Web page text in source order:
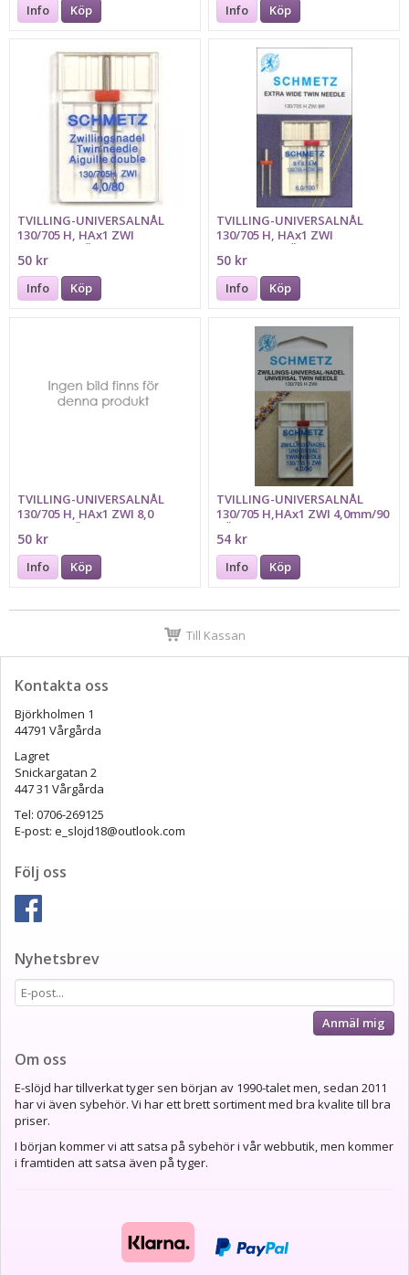
Info Köp Info Köp
TVILLING-UNIVERSALNÅL
130/705 H, HAx1 ZWI
50 kr
Info Köp
TVILLING-UNIVERSALNÅL
130/705 H, HAx1 ZWI
50 kr
Info Köp
TVILLING-UNIVERSALNÅL
130/705 H, HAx1 ZWI 8,0
mm/100 RÖD SCHMETZ
50 kr
Info Köp
TVILLING-UNIVERSALNÅL
130/705 H,HAx1 ZWI 4,0mm/90
RÖD SCHMETZ
54 kr
Info Köp
Till Kassan
Kontakta oss
Björkholmen 1
44791 Vårgårda
Lagret
Snickargatan 2
447 31 Vårgårda
Tel: 0706-269125
E-post: e_slojd18@outlook.com
Följ oss
Nyhetsbrev
Anmäl mig
Om oss
E-slöjd har tillverkat tyger sen början av 1990-talet men, sedan 2011
har vi även sybehör. Vi har ett brett sortiment med bra kvalite till bra
priser.
I början kommer vi att satsa på sybehör i vår webbutik, men kommer
i framtiden att satsa även på tyger.